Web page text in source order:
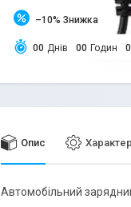
–10%
00 Днів 00 Годин 0
Опис
Автомобільний